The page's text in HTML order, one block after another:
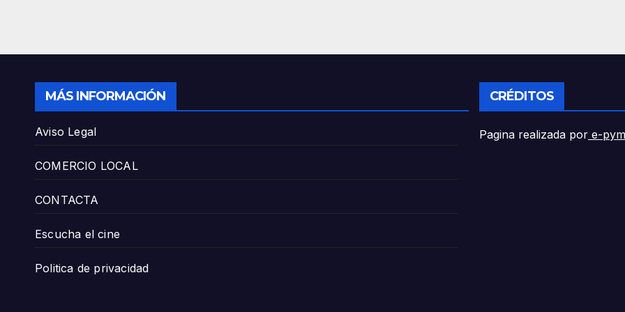
MÁS INFORMACIÓN
Aviso Legal
COMERCIO LOCAL
CONTACTA
Escucha el cine
Politica de privacidad
CRÉDITOS
Pagina realizada por e-